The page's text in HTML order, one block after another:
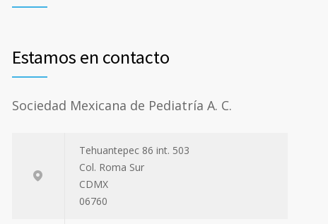
Estamos en contacto
Sociedad Mexicana de Pediatría A. C.
Tehuantepec 86 int. 503
Col. Roma Sur
CDMX
06760